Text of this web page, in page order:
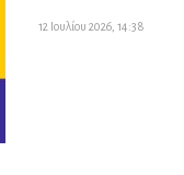
12 Ιουλίου 2026, 14:38